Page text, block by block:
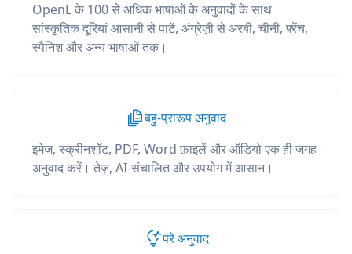
OpenL के 100 से अधिक भाषाओं के अनुवादों के साथ
सांस्कृतिक दूरियां आसानी से पाटें, अंग्रेज़ी से अरबी, चीनी, फ़्रेंच,
स्पैनिश और अन्य भाषाओं तक।
बहु-प्रारूप अनुवाद
इमेज, स्क्रीनशॉट, PDF, Word फ़ाइलें और ऑडियो एक ही जगह
अनुवाद करें। तेज़, AI-संचालित और उपयोग में आसान।
परे अनुवाद